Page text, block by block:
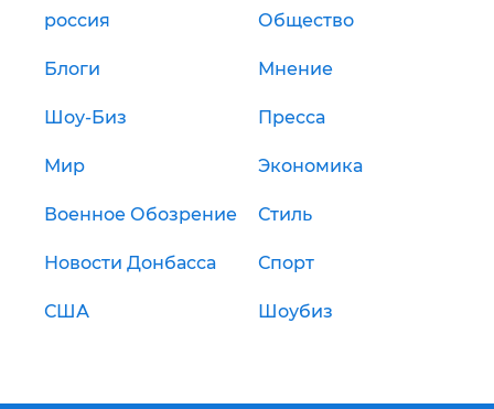
россия Общество
Блоги Мнение
Шоу-Биз Пресса
Мир Экономика
Военное Обозрение Стиль
Новости Донбасса Спорт
США Шоубиз